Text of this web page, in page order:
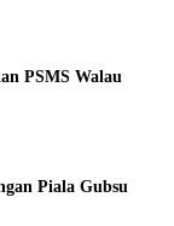
PSMS Walau
Piala Gubsu